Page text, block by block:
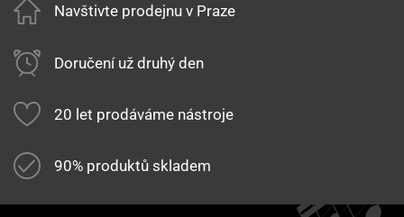
Navštivte prodejnu v Praze
Doručení už druhý den
20 let prodáváme nástroje
90% produktů skladem